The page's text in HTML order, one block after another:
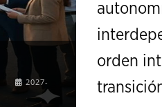
2027-
orden